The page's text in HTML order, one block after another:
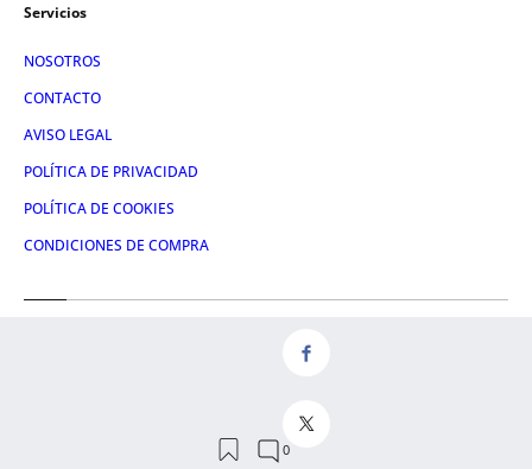
Servicios
NOSOTROS
CONTACTO
AVISO LEGAL
POLÍTICA DE PRIVACIDAD
POLÍTICA DE COOKIES
CONDICIONES DE COMPRA